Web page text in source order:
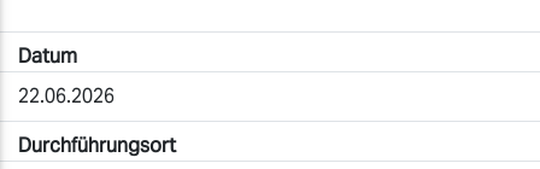
Datum
22.06.2026
Durchführungsort